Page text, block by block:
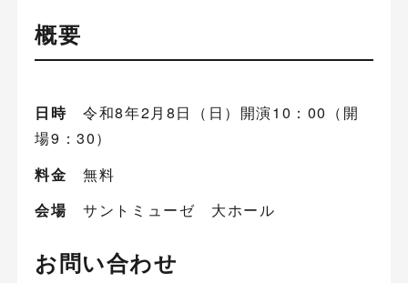
概要
日時 令和8年2月8日（日）開演10：00（開
場9：30）
料金 無料
会場 サントミューゼ 大ホール
お問い合わせ